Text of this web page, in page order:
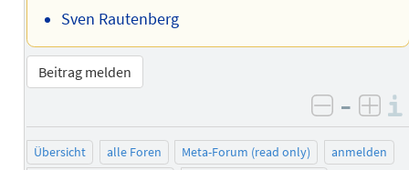
Sven Rautenberg
Beitrag melden
negativ
–
Übersicht alle Foren Meta-Forum (read only)
anmelden